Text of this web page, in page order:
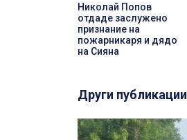
Николай Попов
отдаде заслужено
признание на
пожарникаря и дядо
на Сияна
Други публикации